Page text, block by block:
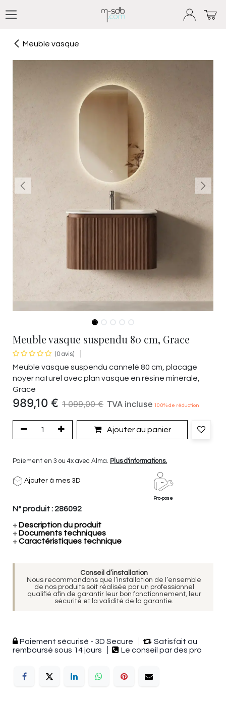
Meuble vasque
Meuble vasque suspendu 80 cm, Grace
(0 avis)
Meuble vasque suspendu cannelé 80 cm, placage
noyer naturel avec plan vasque en résine minérale,
Grace
989,10 € 1 099,00€ TVA incluse 10.0% de réduction
Ajouter au panier
Paiement en 3 ou 4x avec Alma. Plus d'informations.
Ajouter à mes 3D
Pro-pose
N° produit : 286092
+ Description du produit
+ Documents techniques
+Caractéristiques technique
Conseil d’installation
Nous recommandons que l’installation de l’ensemble
de nos produits soit réalisée par un professionnel
qualifié afin de garantir leur bon fonctionnement, leur
sécurité et la validité de la garantie.
Paiement sécurisé - 3D Secure
Satisfait ou
remboursé sous 14 jours
Le conseil par des pro